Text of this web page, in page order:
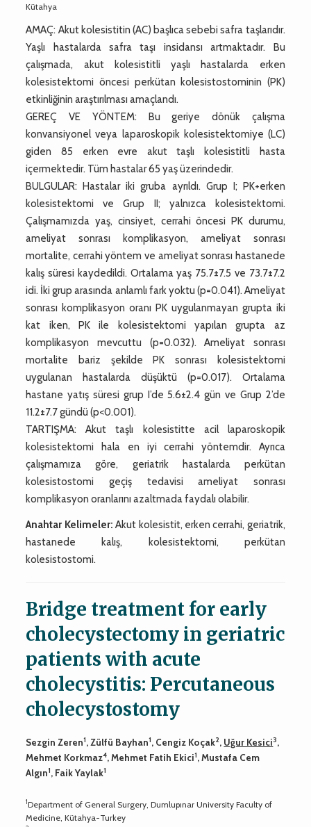
Kütahya
AMAÇ: Akut kolesistitin (AC) başlıca sebebi safra taşlarıdır.
Yaşlı hastalarda safra taşı insidansı artmaktadır. Bu
çalışmada, akut kolesistitli yaşlı hastalarda erken
kolesistektomi öncesi perkütan kolesistostominin (PK)
etkinliğinin araştırılması amaçlandı.
GEREÇ VE YÖNTEM: Bu geriye dönük çalışma
konvansiyonel veya laparoskopik kolesistektomiye (LC)
giden 85 erken evre akut taşlı kolesistitli hasta
içermektedir. Tüm hastalar 65 yaş üzerindedir.
BULGULAR: Hastalar iki gruba ayrıldı. Grup I; PK+erken
kolesistektomi ve Grup II; yalnızca kolesistektomi.
Çalışmamızda yaş, cinsiyet, cerrahi öncesi PK durumu,
ameliyat sonrası komplikasyon, ameliyat sonrası
mortalite, cerrahi yöntem ve ameliyat sonrası hastanede
kalış süresi kaydedildi. Ortalama yaş 75.7±7.5 ve 73.7±7.2
idi. İki grup arasında anlamlı fark yoktu (p=0.041). Ameliyat
sonrası komplikasyon oranı PK uygulanmayan grupta iki
kat iken, PK ile kolesistektomi yapılan grupta az
komplikasyon mevcuttu (p=0.032). Ameliyat sonrası
mortalite bariz şekilde PK sonrası kolesistektomi
uygulanan hastalarda düşüktü (p=0.017). Ortalama
hastane yatış süresi grup I’de 5.6±2.4 gün ve Grup 2’de
11.2±7.7 gündü (p<0.001).
TARTIŞMA: Akut taşlı kolesistitte acil laparoskopik
kolesistektomi hala en iyi cerrahi yöntemdir. Ayrıca
çalışmamıza göre, geriatrik hastalarda perkütan
kolesistostomi geçiş tedavisi ameliyat sonrası
komplikasyon oranlarını azaltmada faydalı olabilir.
Anahtar Kelimeler: Akut kolesistit, erken cerrahi, geriatrik,
hastanede kalış, kolesistektomi, perkütan
kolesistostomi.
Bridge treatment for early
cholecystectomy in geriatric
patients with acute
cholecystitis: Percutaneous
cholecystostomy
Sezgin Zeren1, Zülfü Bayhan1, Cengiz Koçak2, Uğur Kesici3,
Mehmet Korkmaz4, Mehmet Fatih Ekici1, Mustafa Cem
Algın1, Faik Yaylak1
1Department of General Surgery, Dumlupınar University Faculty of
Medicine, Kütahya-Turkey